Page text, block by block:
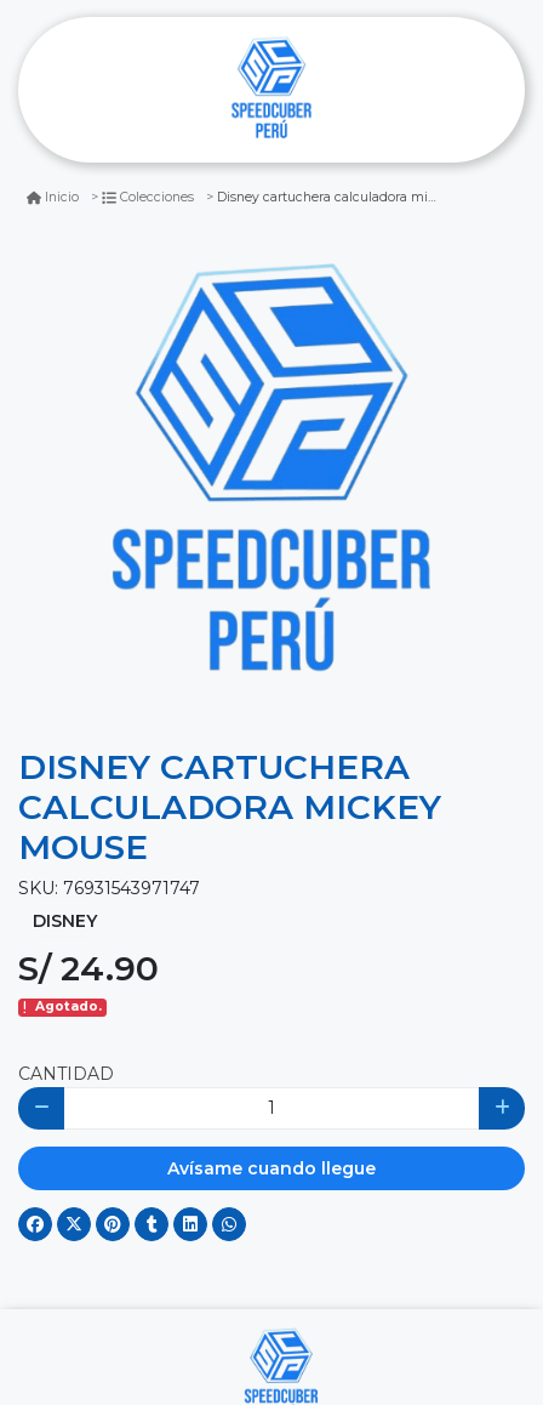
Inicio Colecciones Disney cartuchera calculadora mickey mouse
DISNEY CARTUCHERA
CALCULADORA MICKEY
MOUSE
SKU: 76931543971747
DISNEY
S/ 24.90
Agotado.
CANTIDAD
Avísame cuando llegue